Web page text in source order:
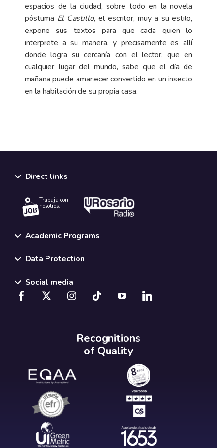
espacios de la ciudad, sobre todo en la novela
póstuma El Castillo, el escritor, muy a su estilo,
expone sus textos para que cada quien lo
interprete a su manera, y precisamente es allí
donde logra su cercanía con el lector, que en
cualquier lugar del mundo, sabe que el día de
mañana puede amanecer convertido en un insecto
en la habitación de su propia casa.
Direct links
Trabaja con
nosotros.
Academic Programs
Data Protection
Social media
Recognitions
of Quality